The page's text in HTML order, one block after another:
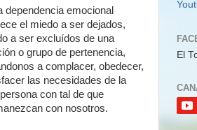
dependencia emocional
el miedo a ser dejados,
a ser excluídos de una
o grupo de pertenencia,
a complacer, obedecer,
las necesidades de la
con tal de que
con nosotros.
El